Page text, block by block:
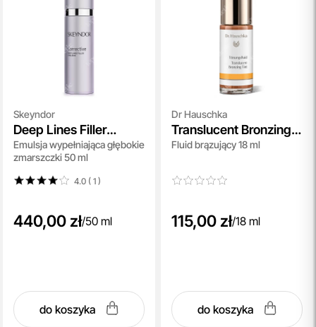
Skeyndor
Deep Lines Filler
Emulsion
Emulsja wypełniająca głębokie
zmarszczki 50 ml
4.0 ( 1)
440,00 zł/50 ml
do koszyka
Dr Hauschka
Translucent Bronzing
Tint
Fluid brązujący 18 ml
115,00 zł/18 ml
do koszyka